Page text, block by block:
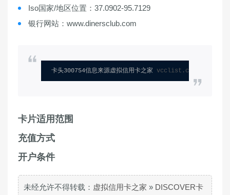
Iso国家/地区位置：37.0902-95.7129
银行网站：www.dinersclub.com
卡头300754信息来源虚拟信用卡之家 vcclist.com
卡片适用范围
充值方式
开户条件
未经允许不得转载： 虚拟信用卡之家 » DISCOVER卡